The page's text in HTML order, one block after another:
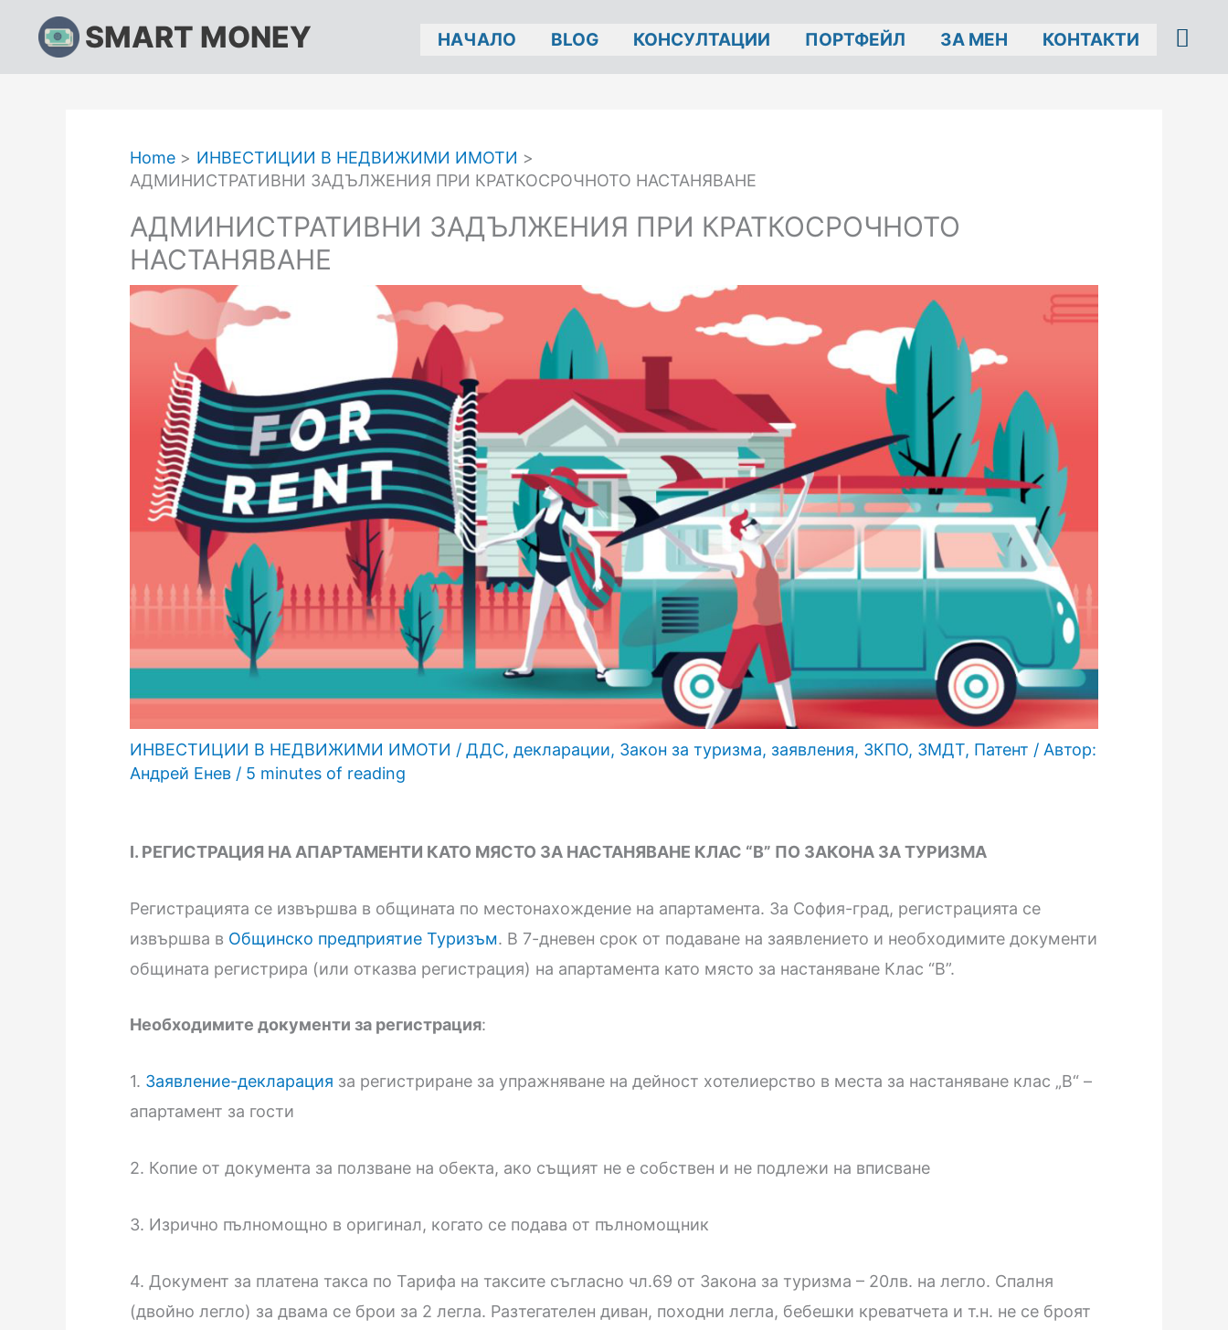
SMART MONEY НАЧАЛО BLOG КОНСУЛТАЦИИ ПОРТФЕЙЛ ЗА МЕН КОНТАКТИ
Home
ИНВЕСТИЦИИ В НЕДВИЖИМИ ИМОТИ
АДМИНИСТРАТИВНИ ЗАДЪЛЖЕНИЯ ПРИ КРАТКОСРОЧНОТО НАСТАНЯВАНЕ
АДМИНИСТРАТИВНИ ЗАДЪЛЖЕНИЯ ПРИ КРАТКОСРОЧНОТО
НАСТАНЯВАНЕ
ИНВЕСТИЦИИ В НЕДВИЖИМИ ИМОТИ / ДДС, декларации, Закон за туризма, заявления, ЗКПО, ЗМДТ, Патент / Автор:
Андрей Енев / 5 minutes of reading
I. РЕГИСТРАЦИЯ НА АПАРТАМЕНТИ КАТО МЯСТО ЗА НАСТАНЯВАНЕ КЛАС “В” ПО ЗАКОНА ЗА ТУРИЗМА
Регистрацията се извършва в общината по местонахождение на апартамента. За София-град, регистрацията се
извършва в Общинско предприятие Туризъм. В 7-дневен срок от подаване на заявлението и необходимите документи
общината регистрира (или отказва регистрация) на апартамента като място за настаняване Клас “В”.
Необходимите документи за регистрация:
1. Заявление-декларация за регистриране за упражняване на дейност хотелиерство в места за настаняване клас „В“ –
апартамент за гости
2. Копие от документа за ползване на обекта, ако същият не е собствен и не подлежи на вписване
3. Изрично пълномощно в оригинал, когато се подава от пълномощник
4. Документ за платена такса по Тарифа на таксите съгласно чл.69 от Закона за туризма – 20лв. на легло. Спалня
(двойно легло) за двама се брои за 2 легла. Разтегателен диван, походни легла, бебешки креватчета и т.н. не се броят